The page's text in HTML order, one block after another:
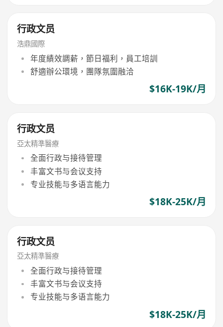
行政文员
浩鼎國際
年度績效調薪，節日福利，員工培訓
舒適辦公環境，團隊氛圍融洽
$16K-19K/月
行政文员
亞太精準醫療
全面行政与接待管理
丰富文书与会议支持
专业技能与多语言能力
$18K-25K/月
行政文员
亞太精準醫療
全面行政与接待管理
丰富文书与会议支持
专业技能与多语言能力
$18K-25K/月